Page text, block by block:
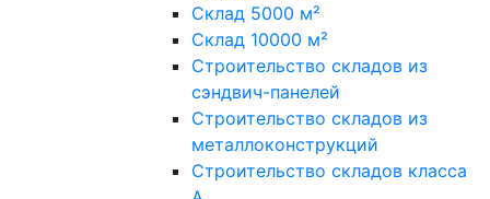
Склад 5000 м²
Склад 10000 м²
Строительство складов из
сэндвич-панелей
Строительство складов из
металлоконструкций
Строительство складов класса